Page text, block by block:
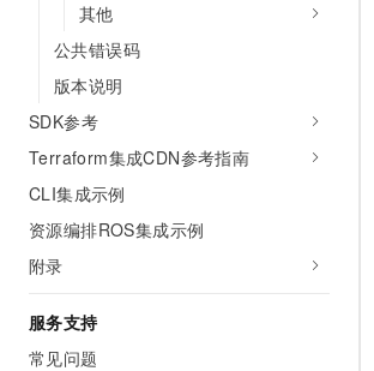
其他
公共错误码
版本说明
SDK参考
Terraform集成CDN参考指南
CLI集成示例
资源编排ROS集成示例
附录
服务支持
常见问题